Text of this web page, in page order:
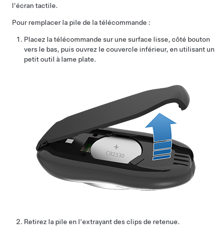
l'écran tactile.
Pour remplacer la pile de la télécommande :
Placez la télécommande sur une surface lisse, côté bouton
vers le bas, puis ouvrez le couvercle inférieur, en utilisant un
petit outil à lame plate.
Retirez la pile en l'extrayant des clips de retenue.